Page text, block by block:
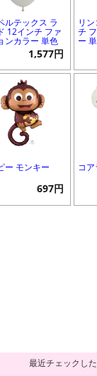
ルテックス ラ
12インチ ファ
ンカラー 単色
1,577円
リ
チ
ー
ー モンキー
697円
コ
最近チェックし